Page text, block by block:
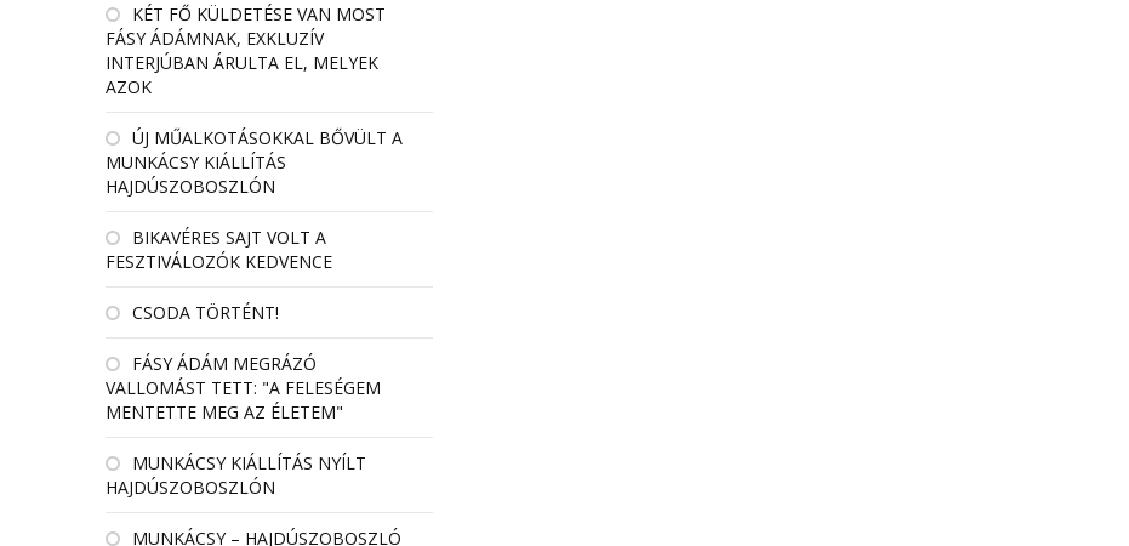
KÉT FŐ KÜLDETÉSE VAN MOST
FÁSY ÁDÁMNAK, EXKLUZÍV
INTERJÚBAN ÁRULTA EL, MELYEK
AZOK
ÚJ MŰALKOTÁSOKKAL BŐVÜLT A
MUNKÁCSY KIÁLLÍTÁS
HAJDÚSZOBOSZLÓN
BIKAVÉRES SAJT VOLT A
FESZTIVÁLOZÓK KEDVENCE
CSODA TÖRTÉNT!
FÁSY ÁDÁM MEGRÁZÓ
VALLOMÁST TETT: "A FELESÉGEM
MENTETTE MEG AZ ÉLETEM"
MUNKÁCSY KIÁLLÍTÁS NYÍLT
HAJDÚSZOBOSZLÓN
MUNKÁCSY – HAJDÚSZOBOSZLÓ